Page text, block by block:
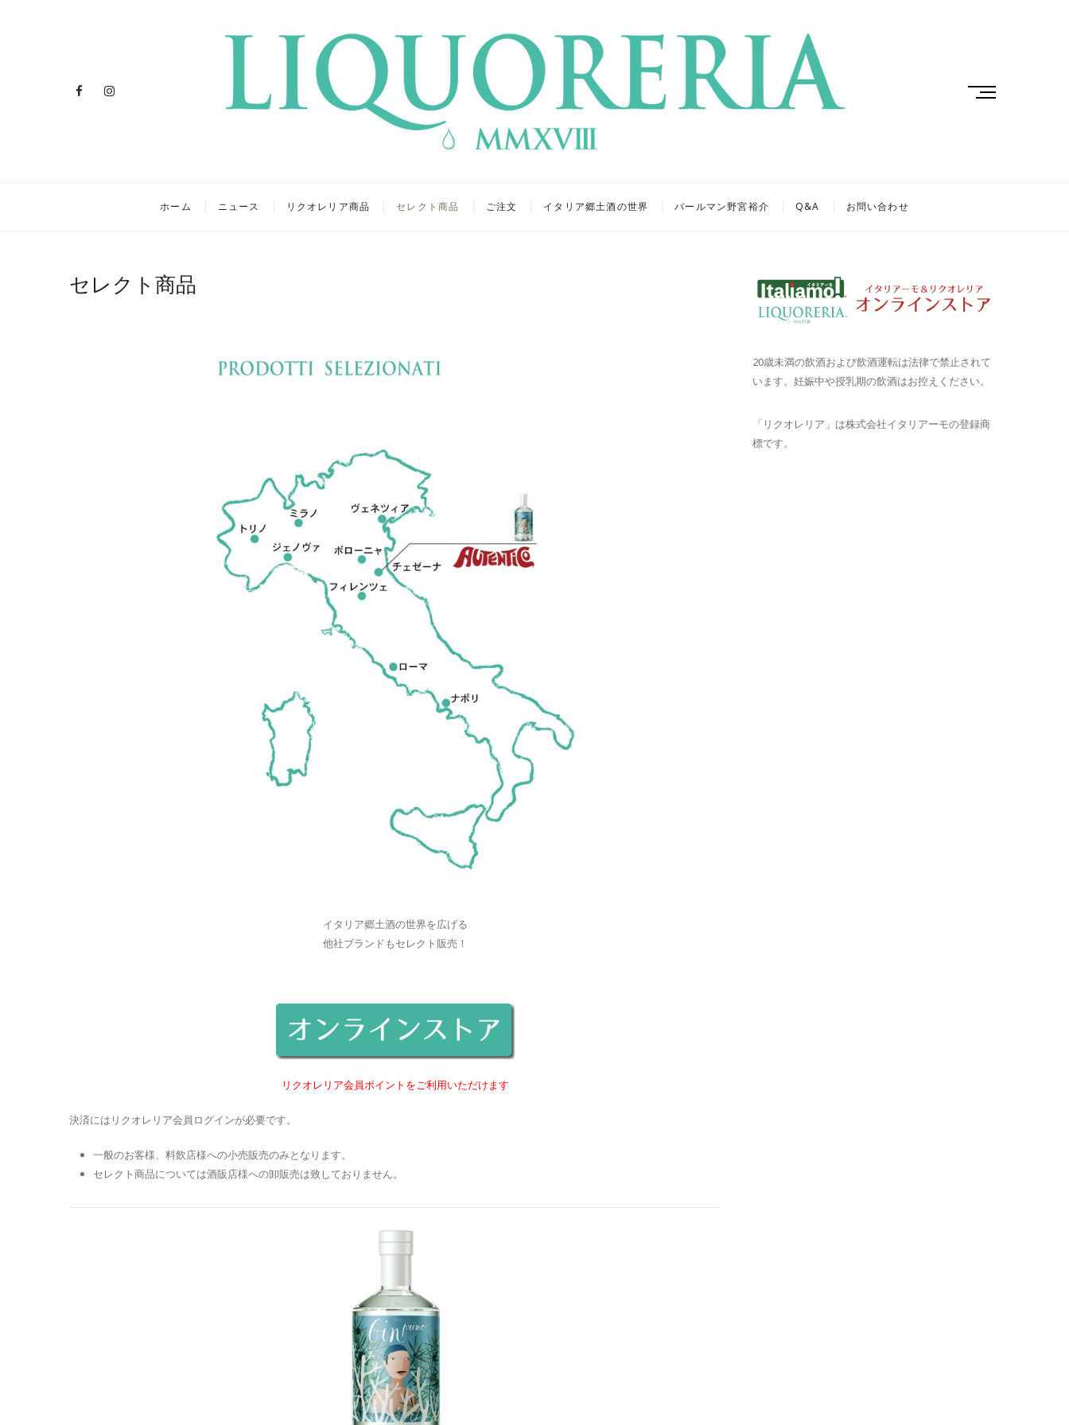
FacebookInstagram
M
ホーム ニュース リクオレリア商品 セレクト商品 ご注文 イタリア郷土酒の世界 バールマン野宮裕介 Q&A お問い合わせ
セレクト商品
イタリア郷土酒の世界を広げる
他社ブランドもセレクト販売！
リクオレリア会員ポイントをご利用いただけます
決済にはリクオレリア会員ログインが必要です。
一般のお客様、料飲店様への小売販売のみとなります。
セレクト商品については酒販店様への卸販売は致しておりません。
20歳未満の飲酒および飲酒運転は法律で禁止されて
います。妊娠中や授乳期の飲酒はお控えください。
「リクオレリア」は株式会社イタリアーモの登録商
標です。